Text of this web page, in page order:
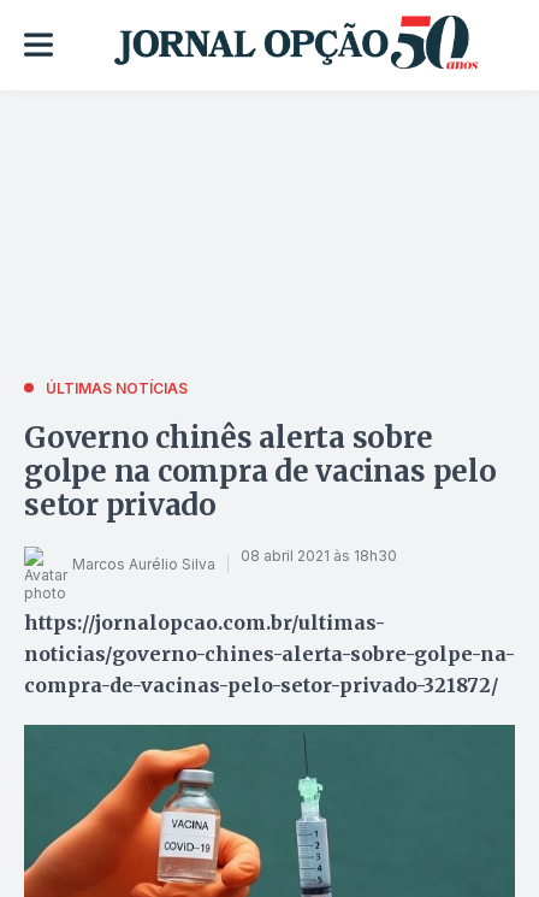
ÚLTIMAS NOTÍCIAS
Governo chinês alerta sobre
golpe na compra de vacinas pelo
setor privado
Marcos Aurélio Silva 08 abril 2021 às 18h30
https://jornalopcao.com.br/ultimas-
noticias/governo-chines-alerta-sobre-golpe-na-
compra-de-vacinas-pelo-setor-privado-321872/